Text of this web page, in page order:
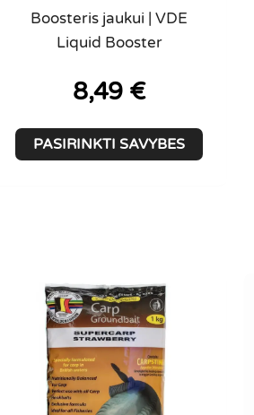
Boosteris jaukui | VDE
Liquid Booster
8,49 €
PASIRINKTI SAVYBES
This
product